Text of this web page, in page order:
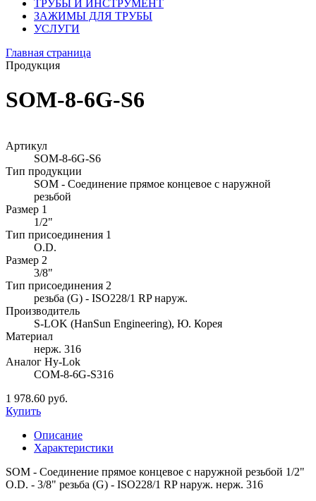
ТРУБЫ И ИНСТРУМЕНТ
ЗАЖИМЫ ДЛЯ ТРУБЫ
УСЛУГИ
Главная страница
Продукция
SOM-8-6G-S6
Артикул
SOM-8-6G-S6
Тип продукции
SOM - Соединение прямое концевое с наружной
резьбой
Размер 1
1/2"
Тип присоединения 1
O.D.
Размер 2
3/8"
Тип присоединения 2
резьба (G) - ISO228/1 RP наруж.
Производитель
S-LOK (HanSun Engineering), Ю. Корея
Материал
нерж. 316
Аналог Hy-Lok
COM-8-6G-S316
1 978.60 руб.
Купить
Описание
Характеристики
SOM - Соединение прямое концевое с наружной резьбой 1/2"
O.D. - 3/8" резьба (G) - ISO228/1 RP наруж. нерж. 316